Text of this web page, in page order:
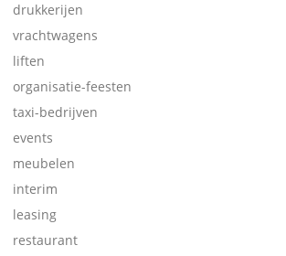
drukkerijen
vrachtwagens
liften
organisatie-feesten
taxi-bedrijven
events
meubelen
interim
leasing
restaurant